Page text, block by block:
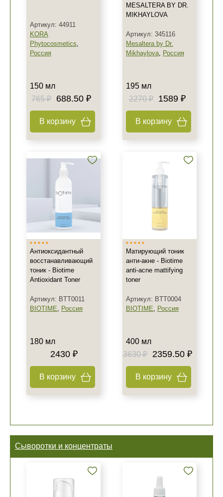
Артикул: 44911
KORA
Phytocosmetics,
Россия
150 мл
765 ₽
688.50 ₽
В корзину
MESALTERA BY DR.
MIKHAYLOVA
Артикул: 345116
Mesaltera by Dr.
Mikhaylova, Россия
195 мл
2270 ₽
1589 ₽
В корзину
Антиоксидантный
восстанавливающий
тоник - Biotime
Antioxidant Toner
Артикул: BTT0011
BIOTIME, Россия
180 мл
2430 ₽
В корзину
Матирующий тоник
анти-акне - Biotime
anti-acne mattifying
toner
Артикул: BTT0004
BIOTIME, Россия
400 мл
3630 ₽
2359.50 ₽
В корзину
Сыворотки и концентраты